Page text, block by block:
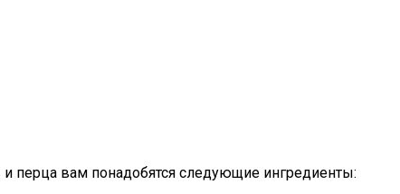
перца вам понадобятся следующие ингредиенты: